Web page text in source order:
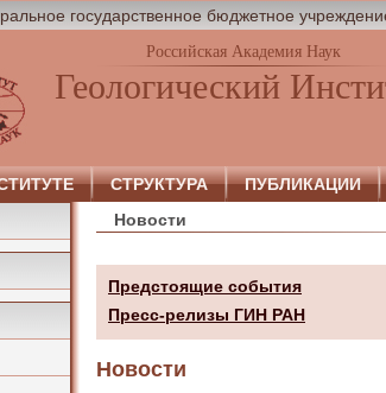
государственное бюджетное
Российская Академия Наук
Геологический
СТРУКТУРА ПУБЛИКАЦИИ
Новости
Предстоящие события
Пресс-релизы ГИН РАН
Новости